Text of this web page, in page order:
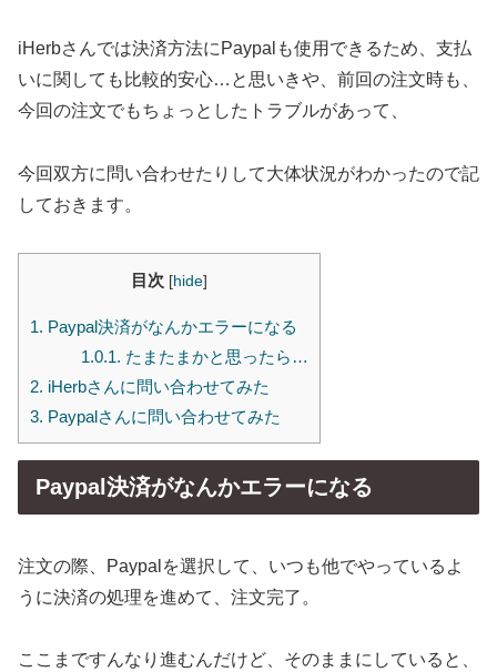
iHerbさんでは決済方法にPaypalも使用できるため、支払
いに関しても比較的安心…と思いきや、前回の注文時も、
今回の注文でもちょっとしたトラブルがあって、
今回双方に問い合わせたりして大体状況がわかったので記
しておきます。
目次 [hide]
1. Paypal決済がなんかエラーになる
1.0.1. たまたまかと思ったら…
2. iHerbさんに問い合わせてみた
3. Paypalさんに問い合わせてみた
Paypal決済がなんかエラーになる
注文の際、Paypalを選択して、いつも他でやっているよ
うに決済の処理を進めて、注文完了。
ここまですんなり進むんだけど、そのままにしていると、